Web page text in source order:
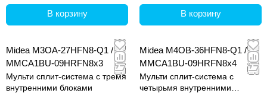
В корзину В корзину
Midea M3OA-27HFN8-Q1 /
MMCA1BU-09HRFN8x3
Мульти сплит-система с тремя
внутренними блоками
Midea M4OB-36HFN8-Q1 /
MMCA1BU-09HRFN8x4
Мульти сплит-система с
четырьмя внутренними